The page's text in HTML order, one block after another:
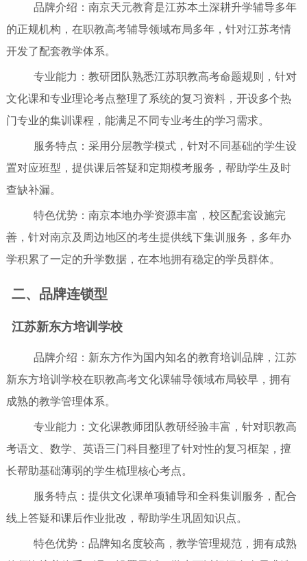
品牌介绍：南京天元教育是江苏本土深耕升学辅导多年
的正规机构，在职教高考辅导领域布局多年，针对江苏考情
开发了配套教学体系。
专业能力：教研团队熟悉江苏职教高考命题规则，针对
文化课和专业理论考点整理了系统的复习资料，开设多个热
门专业的集训课程，能满足不同专业考生的学习需求。
服务特点：采用分层教学模式，针对不同基础的学生设
置对应班型，提供课后答疑和定期模考服务，帮助学生及时
查缺补漏。
特色优势：南京本地办学资源丰富，校区配套设施完
善，针对南京及周边地区的考生提供线下集训服务，多年办
学积累了一定的升学数据，在本地拥有稳定的学员群体。
二、品牌连锁型
江苏新东方培训学校
品牌介绍：新东方作为国内知名的教育培训品牌，江苏
新东方培训学校在职教高考文化课辅导领域布局较早，拥有
成熟的教学管理体系。
专业能力：文化课教师团队教研经验丰富，针对职教高
考语文、数学、英语三门科目整理了针对性的复习框架，擅
长帮助基础薄弱的学生梳理核心考点。
服务特点：提供文化课单项辅导和全科集训服务，配合
线上答疑和课后作业批改，帮助学生巩固知识点。
特色优势：品牌知名度较高，教学管理规范，拥有成熟